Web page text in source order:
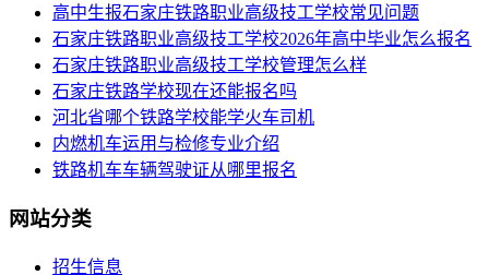
高中生报石家庄铁路职业高级技工学校常见问题
石家庄铁路职业高级技工学校2026年高中毕业怎么报名
石家庄铁路职业高级技工学校管理怎么样
石家庄铁路学校现在还能报名吗
河北省哪个铁路学校能学火车司机
内燃机车运用与检修专业介绍
铁路机车车辆驾驶证从哪里报名
网站分类
招生信息